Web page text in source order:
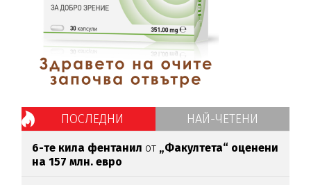
ПОСЛЕДНИ НАЙ-ЧЕТЕНИ
6-те кила фентанил от „Факултета“ оценени
на 157 млн. евро